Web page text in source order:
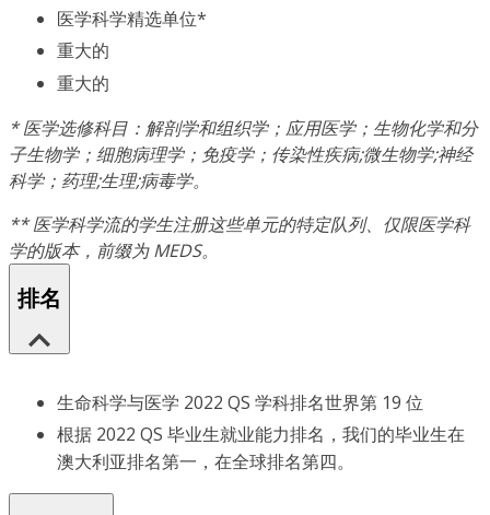
医学科学精选单位*
重大的
重大的
* 医学选修科目：解剖学和组织学；应用医学；生物化学和分
子生物学；细胞病理学；免疫学；传染性疾病;微生物学;神经
科学；药理;生理;病毒学。
** 医学科学流的学生注册这些单元的特定队列、仅限医学科
学的版本，前缀为 MEDS。
排名
生命科学与医学 2022 QS 学科排名世界第 19 位
根据 2022 QS 毕业生就业能力排名，我们的毕业生在
澳大利亚排名第一，在全球排名第四。